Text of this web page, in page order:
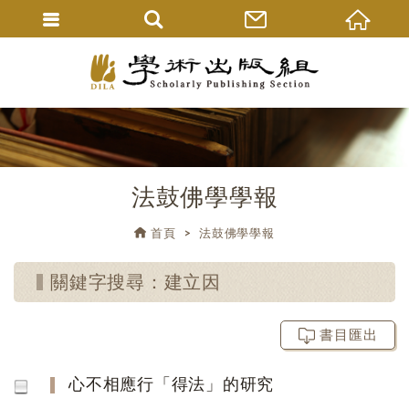
法鼓佛學學報
首頁 法鼓佛學學報
關鍵字搜尋：建立因
書目匯出
心不相應行「得法」的研究